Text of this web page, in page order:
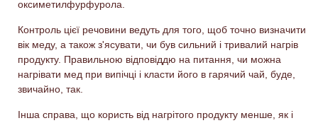
оксиметилфурфурола.
Контроль цієї речовини ведуть для того, щоб точно визначити
вік меду, а також з'ясувати, чи був сильний і тривалий нагрів
продукту. Правильною відповіддю на питання, чи можна
нагрівати мед при випічці і класти його в гарячий чай, буде,
звичайно, так.
Інша справа, що користь від нагрітого продукту менше, як і